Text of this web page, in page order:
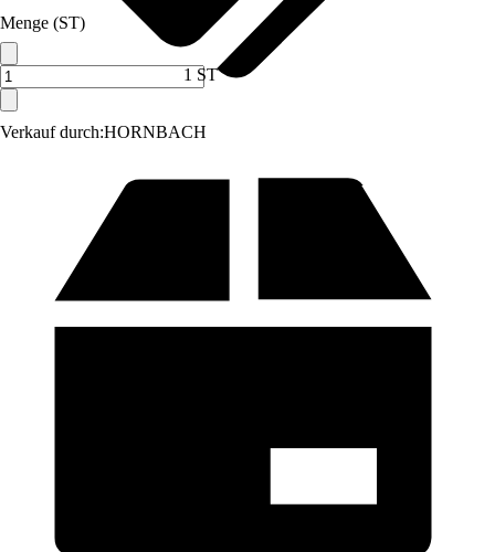
Verkauf durch:HORNBACH
Menge (ST)
1 ST